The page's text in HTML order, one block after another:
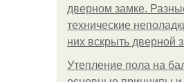
дверном замке.
технические
них вскрыть дверной
Утепление пола на